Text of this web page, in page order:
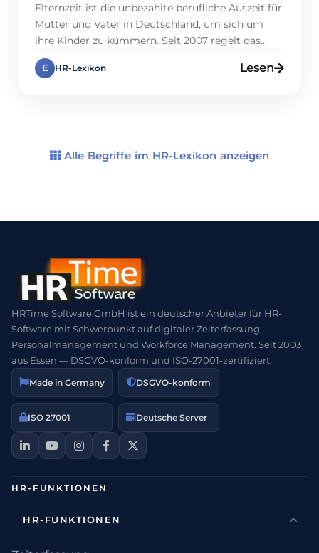
Elternzeit ist die unbezahlte berufliche Auszeit für
Mütter und Väter in Deutschland, um sich um
ihre Kinder zu kümmern. Seit 2007 regelt das
Bundeselterngeld- und Elternzeitgesetz (BEEG)
diesen Anspruch: Bis zu 36 Monate pro Kind sind
E HR-Lexikon Lesen
Alle Begriffe im HR-Lexikon anzeigen
HRTime Software GmbH ist ein deutscher Anbieter für HR-
Software mit Schwerpunkt auf digitaler Zeiterfassung,
Personalmanagement und Workforce Management. Seit 2003
aus Essen — DSGVO-konform und ISO-27001-zertifiziert.
Made in Germany DSGVO-konform
ISO 27001 Deutsche Server
HR-FUNKTIONEN
HR-FUNKTIONEN